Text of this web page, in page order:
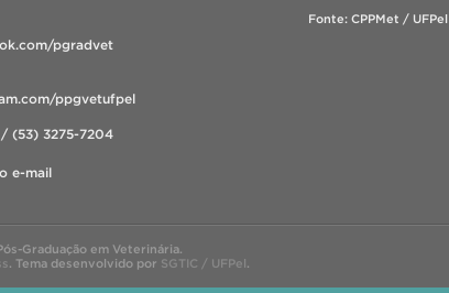
pgradvet
ppgvetufpel
(53) 3275-7204
e-mail
Fonte: CPPMet / UFPel
Graduação em Veterinária.
. Tema desenvolvido por SGTIC / UFPel .